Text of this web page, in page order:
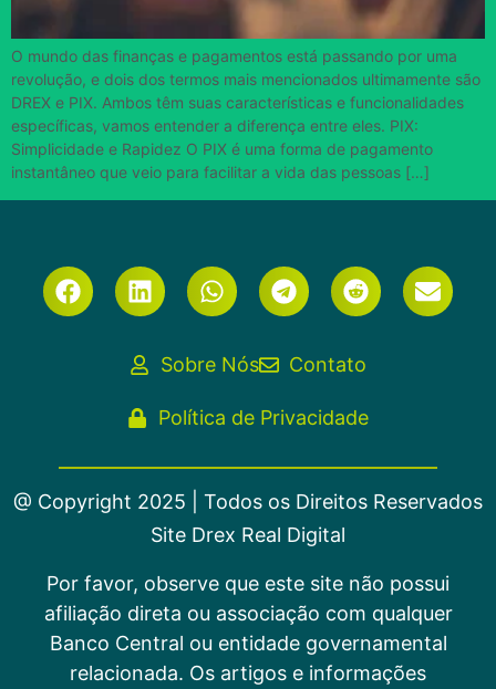
O mundo das finanças e pagamentos está passando por uma
revolução, e dois dos termos mais mencionados ultimamente são
DREX e PIX. Ambos têm suas características e funcionalidades
específicas, vamos entender a diferença entre eles. PIX:
Simplicidade e Rapidez O PIX é uma forma de pagamento
instantâneo que veio para facilitar a vida das pessoas […]
Sobre Nós Contato
Política de Privacidade
@ Copyright 2025 | Todos os Direitos Reservados
Site Drex Real Digital
Por favor, observe que este site não possui
afiliação direta ou associação com qualquer
Banco Central ou entidade governamental
relacionada. Os artigos e informações